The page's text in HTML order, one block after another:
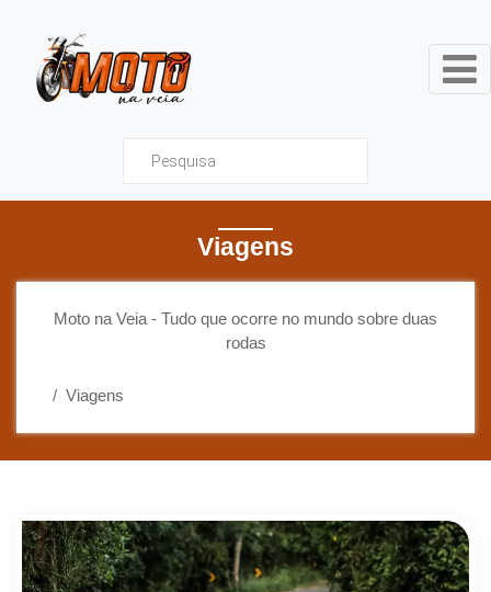
Moto na Veia - Tudo que
Viagens
Moto na Veia - Tudo que ocorre no mundo sobre duas
rodas
Viagens